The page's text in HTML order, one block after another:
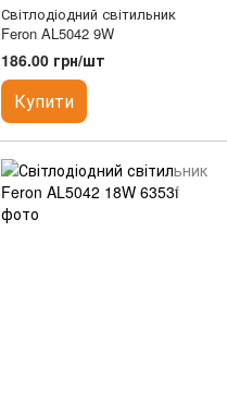
Світлодіодний світильник
Feron AL5042 9W
186.00 грн/шт
Купити